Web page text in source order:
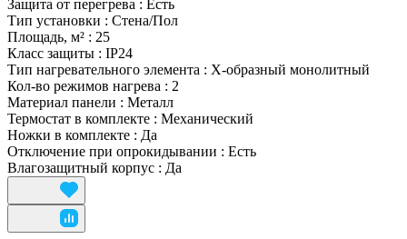
Защита от перегрева : Есть
Тип установки : Стена/Пол
Площадь, м² : 25
Класс защиты : IP24
Тип нагревательного элемента : Х-образный монолитный
Кол-во режимов нагрева : 2
Материал панели : Металл
Термостат в комплекте : Механический
Ножки в комплекте : Да
Отключение при опрокидывании : Есть
Влагозащитный корпус : Да